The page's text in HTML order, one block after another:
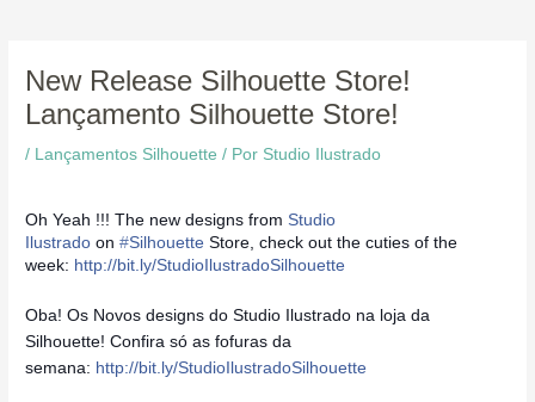
New Release Silhouette Store!
Lançamento Silhouette Store!
/ Lançamentos Silhouette / Por Studio Ilustrado
Oh Yeah !!! The new designs from Studio
Ilustrado on‪#‎Silhouette‬ Store, check out the cuties of the
week: http://bit.ly/StudioIlustradoSilhouette
Oba! Os Novos designs do Studio Ilustrado na loja da
Silhouette! Confira só as fofuras da
semana: http://bit.ly/StudioIlustradoSilhouette